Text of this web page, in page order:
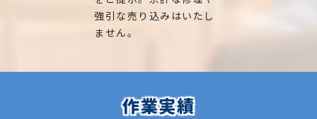
強引な売り込みはいたし
ません。
作業実績